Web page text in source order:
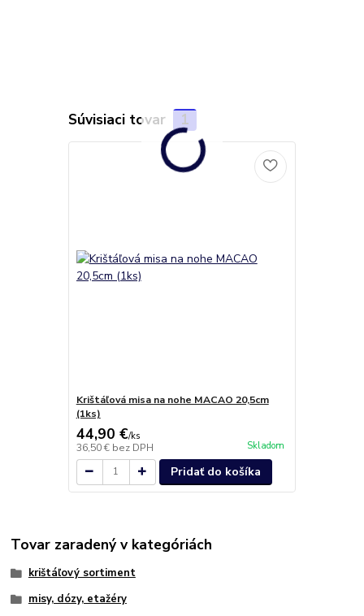
Súvisiaci tovar 1
Krištáľová misa na nohe MACAO 20,5cm
(1ks)
44,90 €/ks
36,50 € bez DPH Skladom
Pridať do košíka
Tovar zaradený v kategóriách
krištáľový sortiment
misy, dózy, etažéry